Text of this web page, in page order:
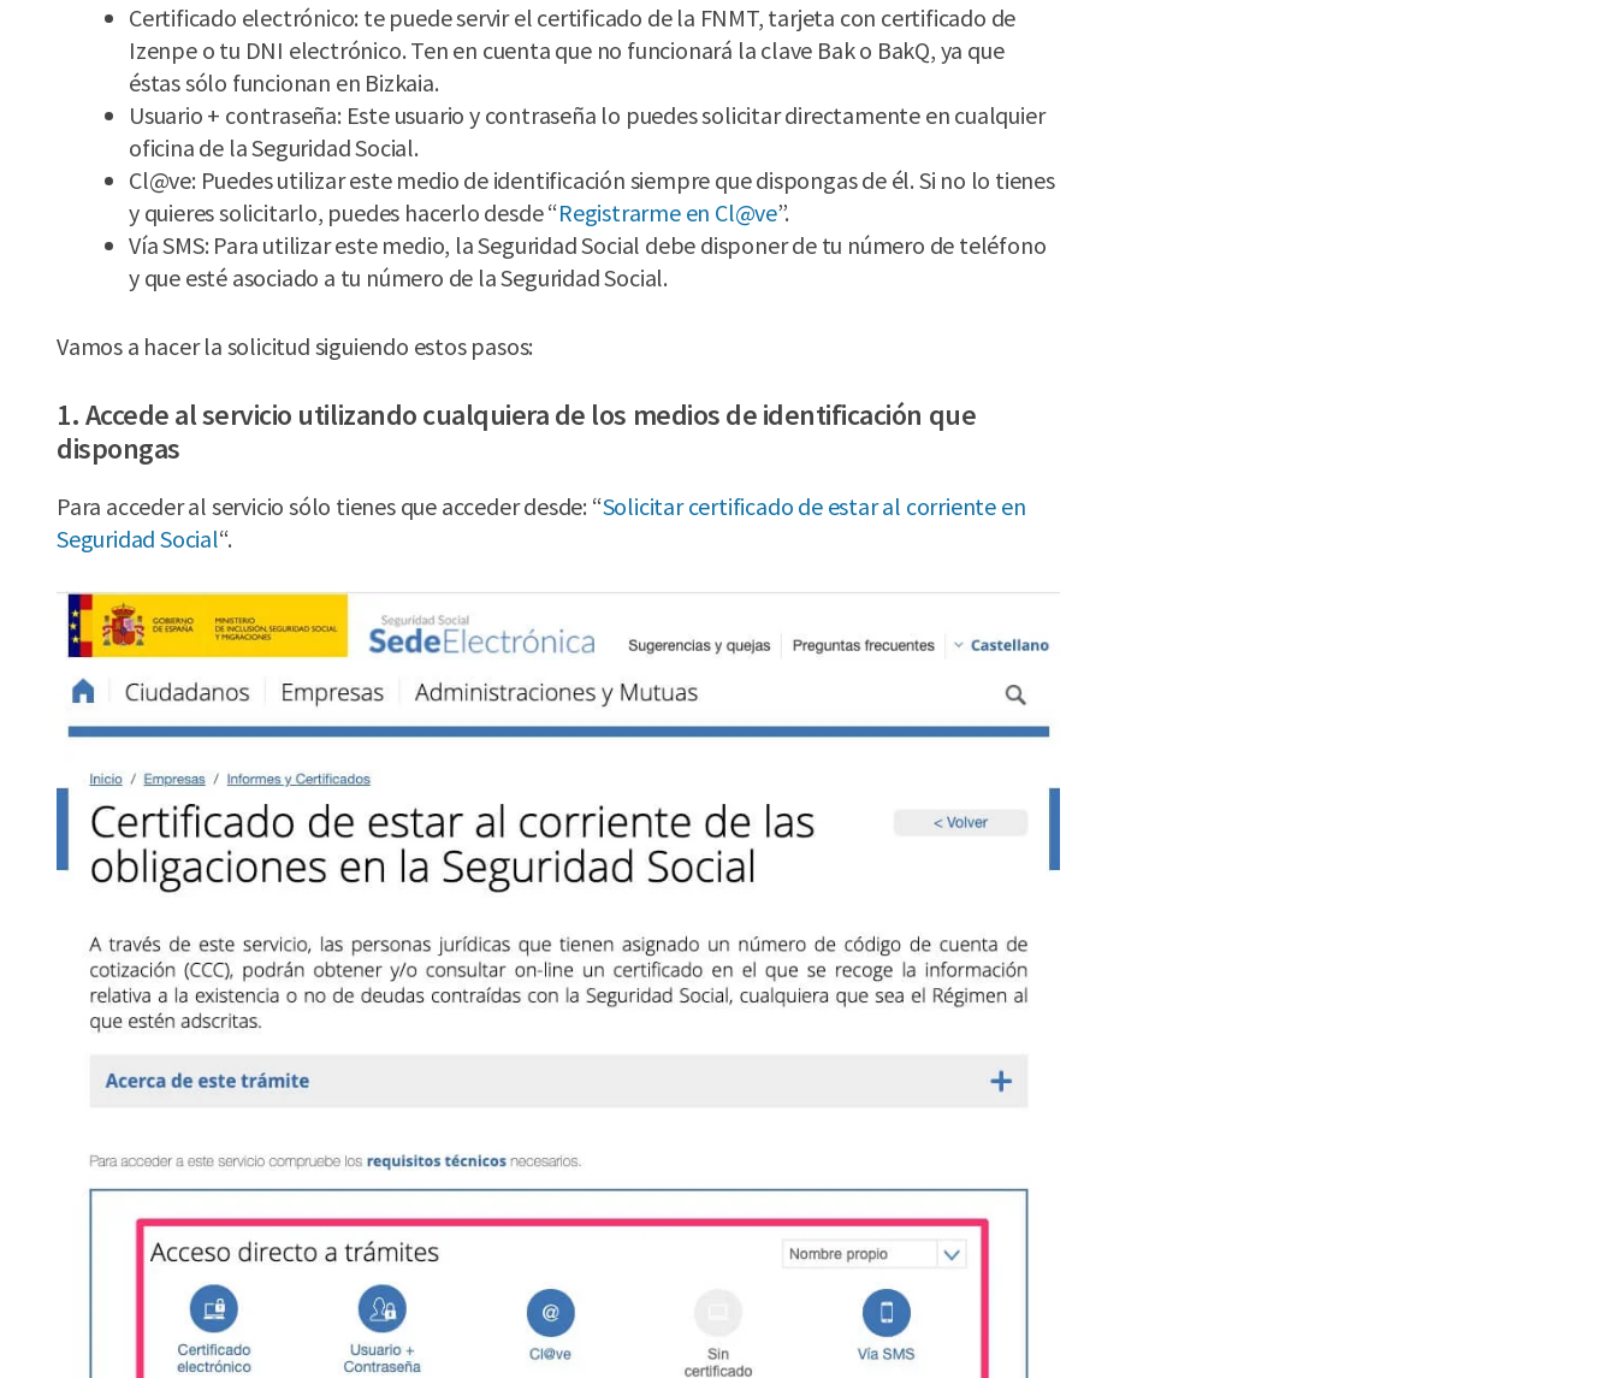
Certificado electrónico: te puede servir el certificado de la FNMT, tarjeta con certificado de
Izenpe o tu DNI electrónico. Ten en cuenta que no funcionará la clave Bak o BakQ, ya que
éstas sólo funcionan en Bizkaia.
Usuario + contraseña: Este usuario y contraseña lo puedes solicitar directamente en cualquier
oficina de la Seguridad Social.
Cl@ve: Puedes utilizar este medio de identificación siempre que dispongas de él. Si no lo tienes
y quieres solicitarlo, puedes hacerlo desde “Registrarme en Cl@ve”.
Vía SMS: Para utilizar este medio, la Seguridad Social debe disponer de tu número de teléfono
y que esté asociado a tu número de la Seguridad Social.
Vamos a hacer la solicitud siguiendo estos pasos:
1. Accede al servicio utilizando cualquiera de los medios de identificación que
dispongas
Para acceder al servicio sólo tienes que acceder desde: “Solicitar certificado de estar al corriente en
Seguridad Social“.